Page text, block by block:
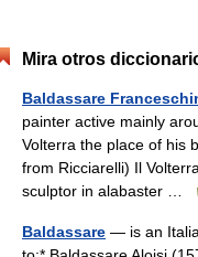
Mira otros
Baldassare
painter active mainly
Volterra the place of his
from Ricciarelli) Il
sculptor in alabaster …
Baldassare — is an